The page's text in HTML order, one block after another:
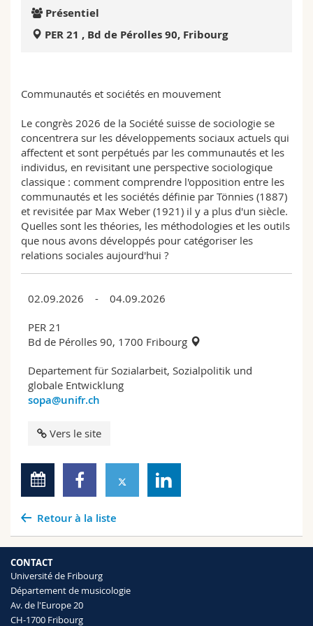
Sciences et médecine
Collaborateurs
Webmail
Présentiel
PER 21 , Bd de Pérolles 90, Fribourg
Communautés et sociétés en mouvement
Le congrès 2026 de la Société suisse de sociologie se
concentrera sur les développements sociaux actuels qui
affectent et sont perpétués par les communautés et les
individus, en revisitant une perspective sociologique
classique : comment comprendre l'opposition entre les
communautés et les sociétés définie par Tönnies (1887)
et revisitée par Max Weber (1921) il y a plus d'un siècle.
Quelles sont les théories, les méthodologies et les outils
que nous avons développés pour catégoriser les
relations sociales aujourd'hui ?
02.09.2026 - 04.09.2026
PER 21
Bd de Pérolles 90, 1700 Fribourg
Departement für Sozialarbeit, Sozialpolitik und
globale Entwicklung
sopa@unifr.ch
Vers le site
Retour à la liste
CONTACT
Université de Fribourg
Département de musicologie
Av. de l'Europe 20
CH-1700 Fribourg